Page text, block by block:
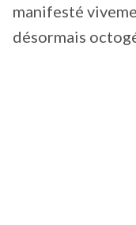
manifesté
désormais